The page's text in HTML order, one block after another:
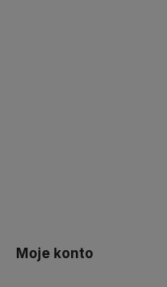
Moje konto